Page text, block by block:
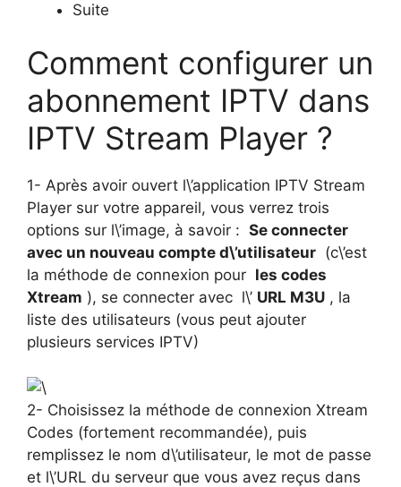
Suite
Comment configurer un
abonnement IPTV dans
IPTV Stream Player ?
1- Après avoir ouvert l\’application IPTV Stream
Player sur votre appareil, vous verrez trois
options sur l\’image, à savoir : Se connecter
avec un nouveau compte d\’utilisateur (c\’est
la méthode de connexion pour les codes
Xtream ), se connecter avec l\’ URL M3U , la
liste des utilisateurs (vous peut ajouter
plusieurs services IPTV)
2- Choisissez la méthode de connexion Xtream
Codes (fortement recommandée), puis
remplissez le nom d\’utilisateur, le mot de passe
et l\’URL du serveur que vous avez reçus dans